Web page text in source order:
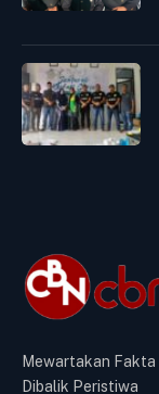
Mewartakan Fakta
Dibalik Peristiwa